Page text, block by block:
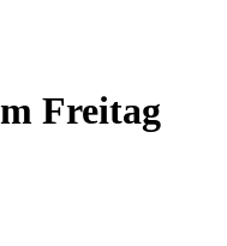
Freitag